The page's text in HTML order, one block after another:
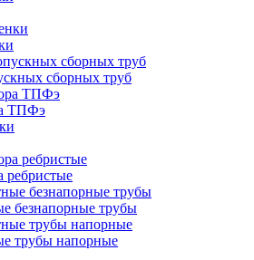
сборных труб
ТПФэ
ребристые
безнапорные трубы
трубы напорные